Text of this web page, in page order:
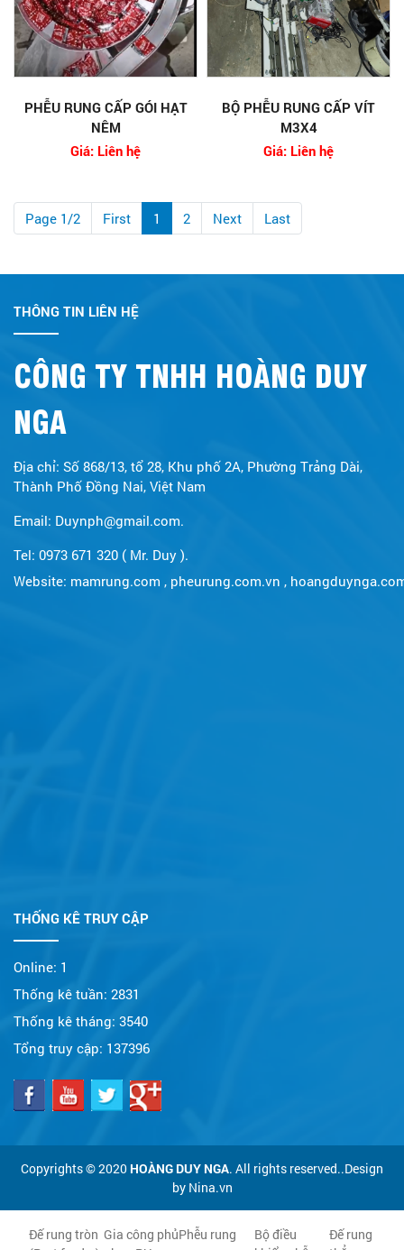
PHỄU RUNG CẤP GÓI HẠT
NÊM
Giá: Liên hệ
BỘ PHỄU RUNG CẤP VÍT
M3X4
Giá: Liên hệ
Page 1/2 First 1 2 Next Last
THÔNG TIN LIÊN HỆ
CÔNG TY TNHH HOÀNG DUY
NGA
Địa chỉ: Số 868/13, tổ 28, Khu phố 2A, Phường Trảng Dài,
Thành Phố Đồng Nai, Việt Nam
Email: Duynph@gmail.com.
Tel: 0973 671 320 ( Mr. Duy ).
Website: mamrung.com , pheurung.com.vn ,
THỐNG KÊ TRUY CẬP
Online: 1
Thống kê tuần: 2831
Thống kê tháng: 3540
Tổng truy cập: 137396
Copyrights © 2020 HOÀNG DUY NGA. All rights reserved..Design
by Nina.vn
Đế rung tròn Gia công phủPhễu rung
Bộ điều
Đế rung